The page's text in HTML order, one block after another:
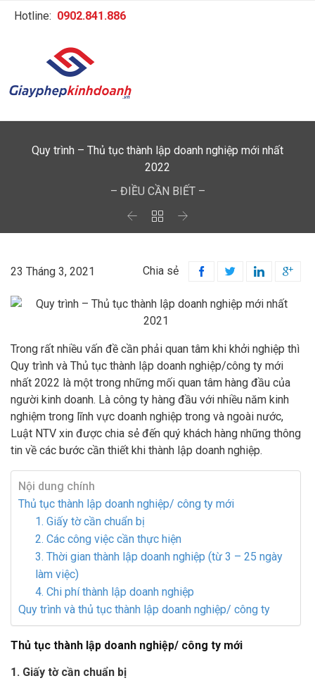
Hotline: 0902.841.886
Quy trình – Thủ tục thành lập doanh nghiệp mới nhất
2022
– ĐIỀU CẦN BIẾT –
  
23 Tháng 3, 2021 Chia sẻ    
Trong rất nhiều vấn đề cần phải quan tâm khi khởi nghiệp thì
Quy trình và Thủ tục thành lập doanh nghiệp/công ty mới
nhất 2022 là một trong những mối quan tâm hàng đầu của
người kinh doanh. Là công ty hàng đầu với nhiều năm kinh
nghiệm trong lĩnh vực doanh nghiệp trong và ngoài nước,
Luật NTV xin được chia sẻ đến quý khách hàng những thông
tin về các bước cần thiết khi thành lập doanh nghiệp.
Nội dung chính
Thủ tục thành lập doanh nghiệp/ công ty mới
1. Giấy tờ cần chuẩn bị
2. Các công việc cần thực hiện
3. Thời gian thành lập doanh nghiệp (từ 3 – 25 ngày
làm việc)
4. Chi phí thành lập doanh nghiệp
Quy trình và thủ tục thành lập doanh nghiệp/ công ty
Thủ tục thành lập doanh nghiệp/ công ty mới
1. Giấy tờ cần chuẩn bị